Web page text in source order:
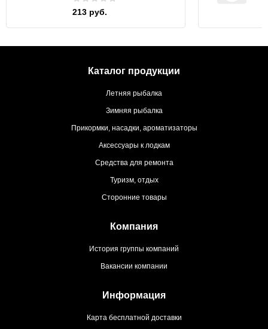
213 руб.
Каталог продукции
Летняя рыбалка
Зимняя рыбалка
Прикормки, насадки, ароматизаторы
Аксессуары к лодкам
Средства для ремонта
Туризм, отдых
Сторонние товары
Компания
История группы компаний
Вакансии компании
Информация
Карта бесплатной доставки